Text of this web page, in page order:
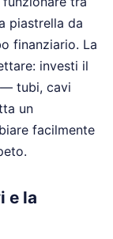
piastrella da
finanziario. La
investi il
— tubi, cavi
un
facilmente
e la